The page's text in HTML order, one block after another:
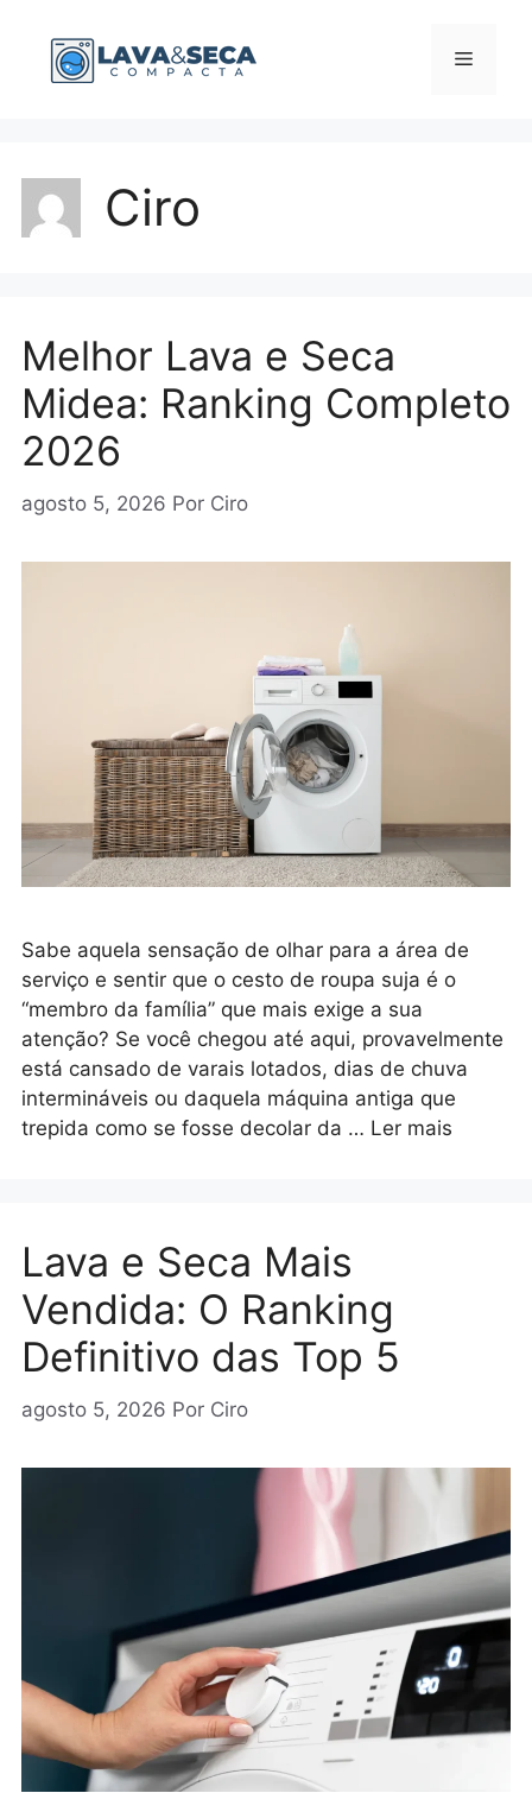
Menu
Ciro
Melhor Lava e Seca
Midea: Ranking Completo
2026
agosto 5, 2026 Por Ciro
Sabe aquela sensação de olhar para a área de
serviço e sentir que o cesto de roupa suja é o
“membro da família” que mais exige a sua
atenção? Se você chegou até aqui, provavelmente
está cansado de varais lotados, dias de chuva
intermináveis ou daquela máquina antiga que
trepida como se fosse decolar da … Ler mais
Lava e Seca Mais
Vendida: O Ranking
Definitivo das Top 5
agosto 5, 2026 Por Ciro